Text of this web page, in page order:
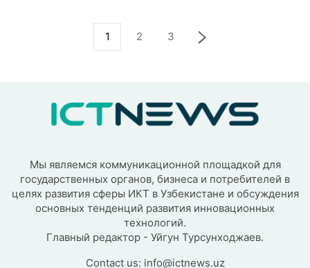
1 2 3
Мы являемся коммуникационной площадкой для
государственных органов, бизнеса и потребителей в
целях развития сферы ИКТ в Узбекистане и обсуждения
основных тенденций развития инновационных
технологий.
Главный редактор - Уйгун Турсунходжаев.
Contact us: info@ictnews.uz